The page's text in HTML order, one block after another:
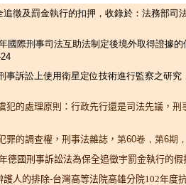
追徵及罰金執行的扣押，收錄於：法務部司
國際刑事司法互助法制定後境外取得證據
事訴訟上使用衛星定位技術進行監察之研究
犯的處理原則：行政先行還是司法先議，刑
罪的調查權，刑事法雜誌， 第60卷，第6期
德國刑事訴訟法為保全追徵宇罰金執行的假
護人的排除-台灣高等法院高雄分院102年度